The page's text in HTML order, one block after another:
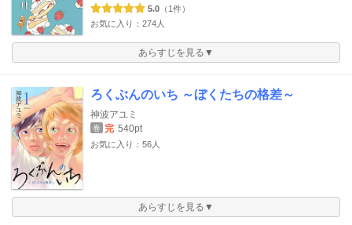
5.0 （1件）
お気に入り：274人
あらすじを見る▼
ろくぶんのいち ～ぼくたちの格差～
神波アユミ
巻 完 540pt
お気に入り：56人
あらすじを見る▼